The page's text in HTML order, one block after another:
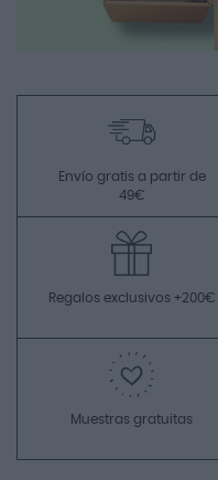
Envío gratis a partir de
49€
Regalos exclusivos +200€
Muestras gratuitas